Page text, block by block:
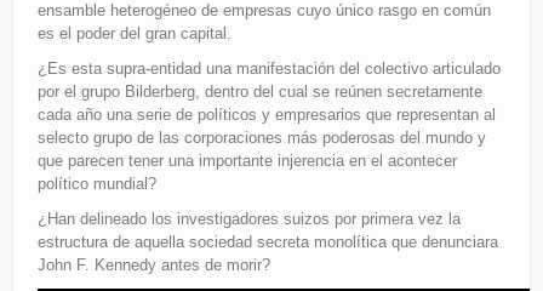
ensamble heterogéneo de empresas cuyo único rasgo en común
es el poder del gran capital.
¿Es esta supra-entidad una manifestación del colectivo articulado
por el grupo Bilderberg, dentro del cual se reúnen secretamente
cada año una serie de políticos y empresarios que representan al
selecto grupo de las corporaciones más poderosas del mundo y
que parecen tener una importante injerencia en el acontecer
político mundial?
¿Han delineado los investigadores suizos por primera vez la
estructura de aquella sociedad secreta monolítica que denunciara
John F. Kennedy antes de morir?